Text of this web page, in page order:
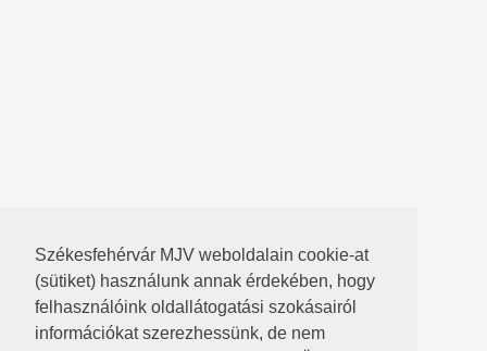
Székesfehérvár MJV weboldalain cookie-at
(sütiket) használunk annak érdekében, hogy
felhasználóink oldallátogatási szokásairól
információkat szerezhessünk, de nem